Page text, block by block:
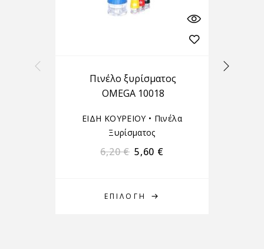
ΕΠΙΛΟΓΉ
Πινέλο ξυρίσματος
OMEGA 10018
ΕΙΔΗ ΚΟΥΡΕΙΟΥ• Πινέλα
Ξυρίσματος
6,20€ 5,60 €